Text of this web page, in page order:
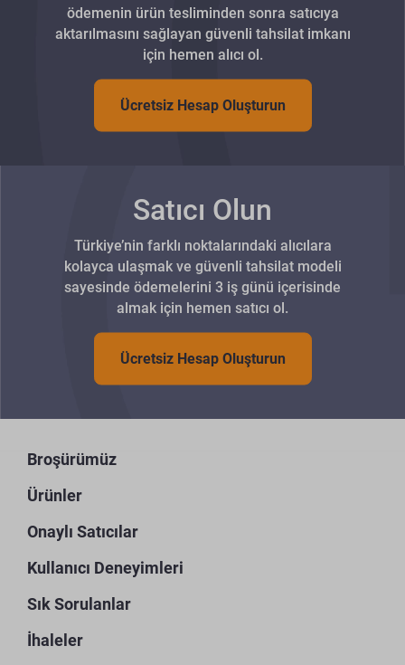
ödemenin ürün tesliminden sonra satıcıya
aktarılmasını sağlayan güvenli tahsilat imkanı
için hemen alıcı ol.
Ücretsiz Hesap Oluşturun
Satıcı Olun
Türkiye’nin farklı noktalarındaki alıcılara
kolayca ulaşmak ve güvenli tahsilat modeli
sayesinde ödemelerini 3 iş günü içerisinde
almak için hemen satıcı ol.
Ücretsiz Hesap Oluşturun
Broşürümüz
Ürünler
Onaylı Satıcılar
Kullanıcı Deneyimleri
Sık Sorulanlar
İhaleler